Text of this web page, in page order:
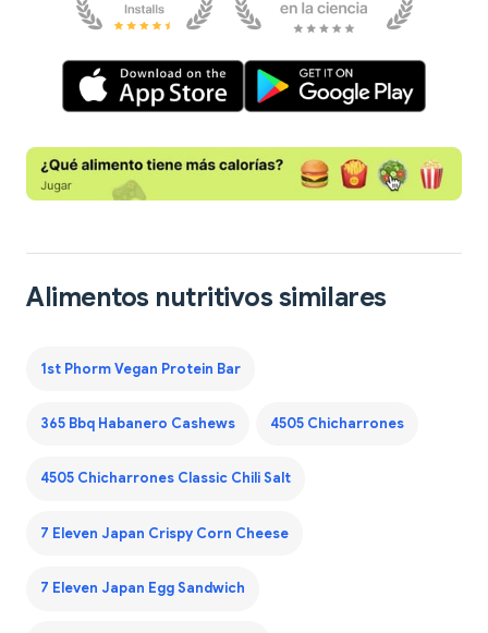
Alimentos nutritivos similares
1st Phorm Vegan Protein Bar
365 Bbq Habanero Cashews 4505 Chicharrones
4505 Chicharrones Classic Chili Salt
7 Eleven Japan Crispy Corn Cheese
7 Eleven Japan Egg Sandwich